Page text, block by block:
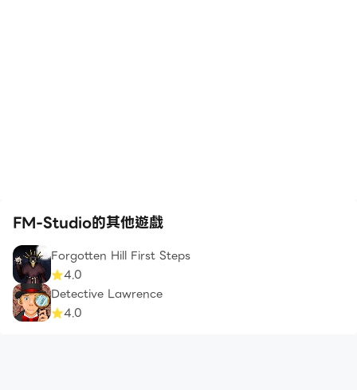
FM-Studio的其他遊戲
Forgotten Hill First Steps
4.0
Detective Lawrence
4.0